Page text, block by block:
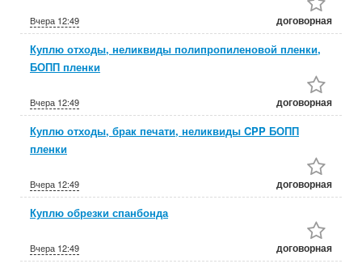
Вчера 12:49 договорная
Куплю отходы, неликвиды полипропиленовой пленки,
БОПП пленки
Вчера 12:49 договорная
Куплю отходы, брак печати, неликвиды CPP БОПП
пленки
Вчера 12:49 договорная
Куплю обрезки спанбонда
Вчера 12:49 договорная